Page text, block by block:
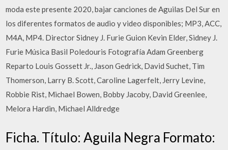
moda este presente 2020, bajar canciones de Aguilas Del Sur en
los diferentes formatos de audio y video disponibles; MP3, ACC,
M4A, MP4. Director Sidney J. Furie Guion Kevin Elder, Sidney J.
Furie Música Basil Poledouris Fotografía Adam Greenberg
Reparto Louis Gossett Jr., Jason Gedrick, David Suchet, Tim
Thomerson, Larry B. Scott, Caroline Lagerfelt, Jerry Levine,
Robbie Rist, Michael Bowen, Bobby Jacoby, David Greenlee,
Melora Hardin, Michael Alldredge
Ficha. Título: Aguila Negra Formato: